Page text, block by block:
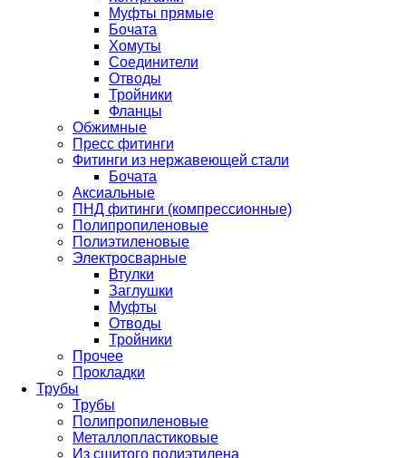
Муфты прямые
Бочата
Хомуты
Соединители
Отводы
Тройники
Фланцы
Обжимные
Пресс фитинги
Фитинги из нержавеющей стали
Бочата
Аксиальные
ПНД фитинги (компрессионные)
Полипропиленовые
Полиэтиленовые
Электросварные
Втулки
Заглушки
Муфты
Отводы
Тройники
Прочее
Прокладки
Трубы
Трубы
Полипропиленовые
Металлопластиковые
Из сшитого полиэтилена